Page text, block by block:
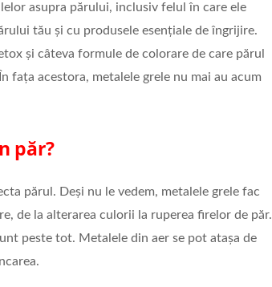
asupra părului, inclusiv felul în care ele
tău și cu produsele esențiale de îngrijire.
și câteva formule de colorare de care părul
fața acestora, metalele grele nu mai au acum
păr?
părul. Deși nu le vedem, metalele grele fac
de la alterarea culorii la ruperea firelor de păr.
peste tot. Metalele din aer se pot atașa de